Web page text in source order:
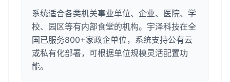
系统适合各类机关事业单位、企业、医院、学
校、园区等有内部食堂的机构。宇泽科技在全
国已服务800+家政企单位，系统支持公有云
或私有化部署，可根据单位规模灵活配置功
能。